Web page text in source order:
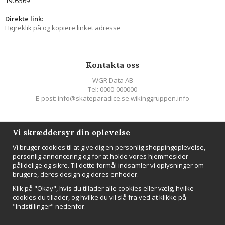
Direkte link:
Højreklik på og kopiere linket adresse
Kontakta oss
WGR Data AB
Tel: 0000-000000
E-post: info@skateparadice.se.wikinggruppen.info
NYHEDSBREV
Tilmeld
Vi skræddersyr din oplevelse
Vi bruger cookies til at give dig en personlig shoppingoplevelse,
personlig annoncering og for at holde vores hjemmesider
pålidelige og sikre. Til dette formål indsamler vi oplysninger om
brugere, deres design og deres enheder.
Klik på "Okay", hvis du tillader alle cookies eller vælg, hvilke
cookies du tillader, og hvilke du vil slå fra ved at klikke på
"Indstillinger" nedenfor.